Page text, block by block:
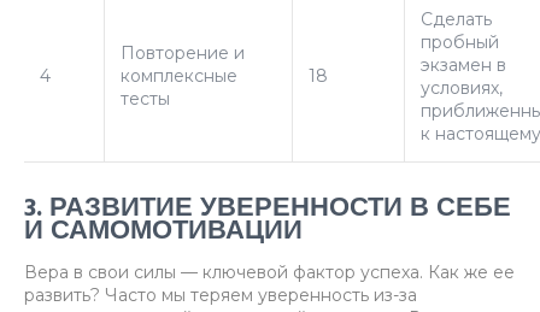
4
Повторение и
комплексные
тесты
18
Сделать
пробный
экзамен в
условиях,
к настоящему
3. РАЗВИТИЕ УВЕРЕННОСТИ В СЕБЕ
И САМОМОТИВАЦИИ
Вера в свои силы — ключевой фактор успеха. Как же ее
развить? Часто мы теряем уверенность из-за